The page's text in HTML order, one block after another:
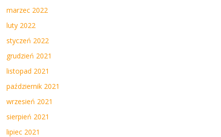
marzec 2022
luty 2022
styczeń 2022
grudzień 2021
listopad 2021
październik 2021
wrzesień 2021
sierpień 2021
lipiec 2021